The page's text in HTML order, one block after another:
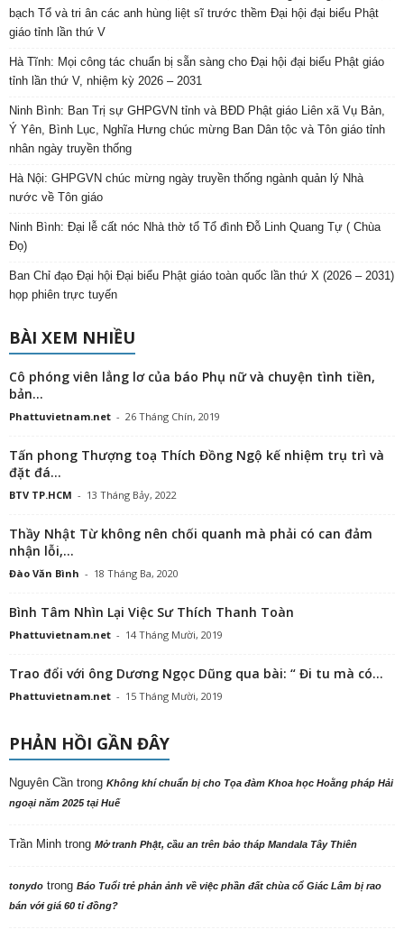
bạch Tổ và tri ân các anh hùng liệt sĩ trước thềm Đại hội đại biểu Phật
giáo tỉnh lần thứ V
Hà Tĩnh: Mọi công tác chuẩn bị sẵn sàng cho Đại hội đại biểu Phật giáo
tỉnh lần thứ V, nhiệm kỳ 2026 – 2031
Ninh Bình: Ban Trị sự GHPGVN tỉnh và BĐD Phật giáo Liên xã Vụ Bản,
Ý Yên, Bình Lục, Nghĩa Hưng chúc mừng Ban Dân tộc và Tôn giáo tỉnh
nhân ngày truyền thống
Hà Nội: GHPGVN chúc mừng ngày truyền thống ngành quản lý Nhà
nước về Tôn giáo
Ninh Bình: Đại lễ cất nóc Nhà thờ tổ Tổ đình Đỗ Linh Quang Tự ( Chùa
Đọ)
Ban Chỉ đạo Đại hội Đại biểu Phật giáo toàn quốc lần thứ X (2026 – 2031)
họp phiên trực tuyến
BÀI XEM NHIỀU
Cô phóng viên lẳng lơ của báo Phụ nữ và chuyện tình tiền,
bản...
Phattuvietnam.net - 26 Tháng Chín, 2019
Tấn phong Thượng toạ Thích Đồng Ngộ kế nhiệm trụ trì và
đặt đá...
BTV TP.HCM - 13 Tháng Bảy, 2022
Thầy Nhật Từ không nên chối quanh mà phải có can đảm
nhận lỗi,...
Đào Văn Bình - 18 Tháng Ba, 2020
Bình Tâm Nhìn Lại Việc Sư Thích Thanh Toàn
Phattuvietnam.net - 14 Tháng Mười, 2019
Trao đổi với ông Dương Ngọc Dũng qua bài: “ Đi tu mà có...
Phattuvietnam.net - 15 Tháng Mười, 2019
PHẢN HỒI GẦN ĐÂY
Nguyên Cần trong Không khí chuẩn bị cho Tọa đàm Khoa học Hoằng pháp Hải
ngoại năm 2025 tại Huế
Trần Minh trong Mở tranh Phật, cầu an trên bảo tháp Mandala Tây Thiên
tonydo trong Báo Tuổi trẻ phản ảnh về việc phần đất chùa cổ Giác Lâm bị rao
bán với giá 60 tỉ đồng?